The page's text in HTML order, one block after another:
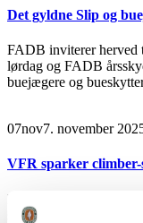
Det gyldne Slip og
FADB inviterer herved
lørdag og FADB
buejægere og
07nov7. november
VFR sparker
På møde ultimo
sagen om climber og